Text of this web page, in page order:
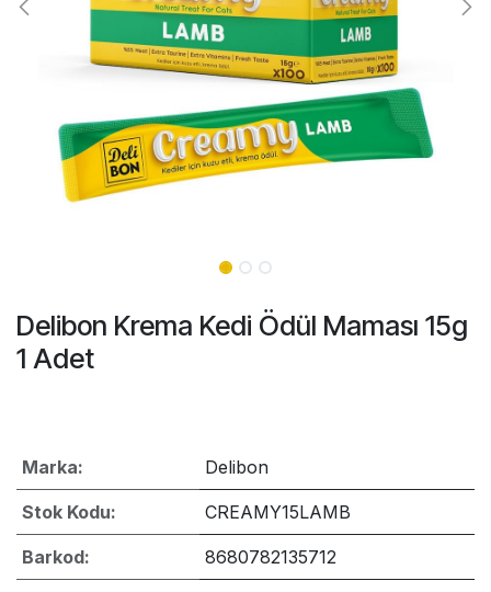
Delibon Krema Kedi Ödül Maması 15g
1 Adet
Marka: Delibon
Stok Kodu: CREAMY15LAMB
Barkod: 8680782135712